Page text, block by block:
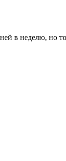
в неделю, но